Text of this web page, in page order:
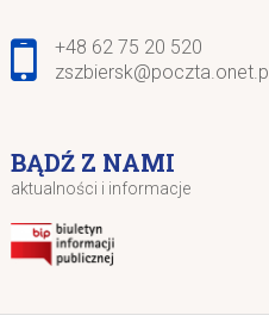
+48 62 75 20 520
zszbiersk@poczta.onet.pl
BĄDŹ Z NAMI
aktualności i informacje